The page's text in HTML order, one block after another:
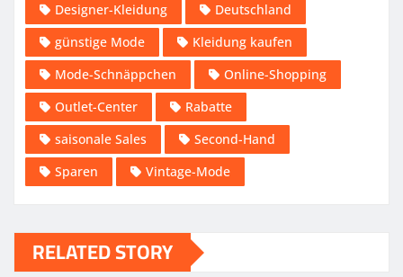
Designer-Kleidung
Deutschland
günstige Mode
Kleidung kaufen
Mode-Schnäppchen
Online-Shopping
Outlet-Center
Rabatte
saisonale Sales
Second-Hand
Sparen
Vintage-Mode
RELATED STORY